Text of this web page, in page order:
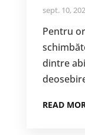
sept. 10,
Pentru
dintre
READ